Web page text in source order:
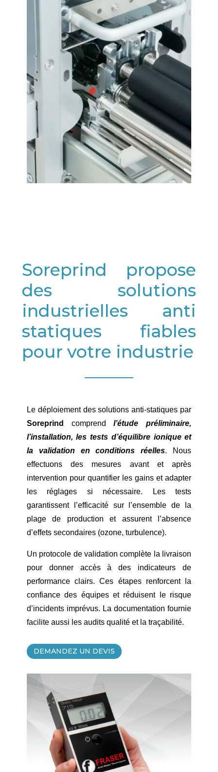
Soreprind propose
des solutions
industrielles anti
statiques fiables
pour votre industrie
Le déploiement des solutions anti-statiques par
Soreprind
comprendl’étude préliminaire,
l’installation, les tests d’équilibre ionique et
la validation en conditions réelles. Nous
effectuons des mesures avant et après
intervention pour quantifier les gains et adapter
les réglages si nécessaire. Les tests
garantissent l’efficacité sur l’ensemble de la
plage de production et assurent l’absence
d’effets secondaires (ozone, turbulence).
Un protocole de validation complète la livraison
pour donner accès à des indicateurs de
performance clairs. Ces étapes renforcent la
confiance des équipes et réduisent le risque
d’incidents imprévus. La documentation fournie
facilite aussi les audits qualité et la traçabilité.
DEMANDEZ UN DEVIS